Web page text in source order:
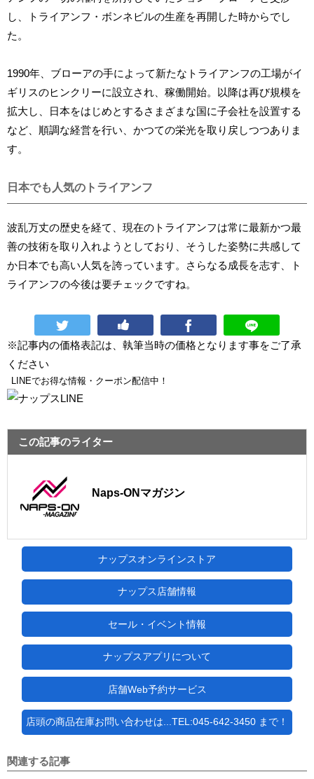
し、トライアンフ・ボンネビルの生産を再開した時からでし
た。
1990年、ブローアの手によって新たなトライアンフの工場がイ
ギリスのヒンクリーに設立され、稼働開始。以降は再び規模を
拡大し、日本をはじめとするさまざまな国に子会社を設置する
など、順調な経営を行い、かつての栄光を取り戻しつつありま
す。
日本でも人気のトライアンフ
波乱万丈の歴史を経て、現在のトライアンフは常に最新かつ最
善の技術を取り入れようとしており、そうした姿勢に共感して
か日本でも高い人気を誇っています。さらなる成長を志す、ト
ライアンフの今後は要チェックですね。
※記事内の価格表記は、執筆当時の価格となります事をご了承
ください
LINEでお得な情報・クーポン配信中！
この記事のライター
Naps-ONマガジン
ナップスオンラインストア
ナップス店舗情報
セール・イベント情報
ナップスアプリについて
店舗Web予約サービス
店頭の商品在庫お問い合わせは...TEL:045-642-3450 まで！
関連する記事